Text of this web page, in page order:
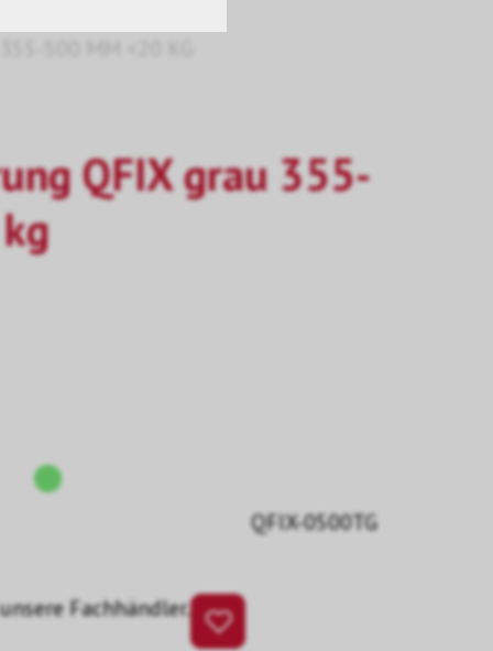
QFIX grau 355-
QFIX-0500TG
Fachhändler.